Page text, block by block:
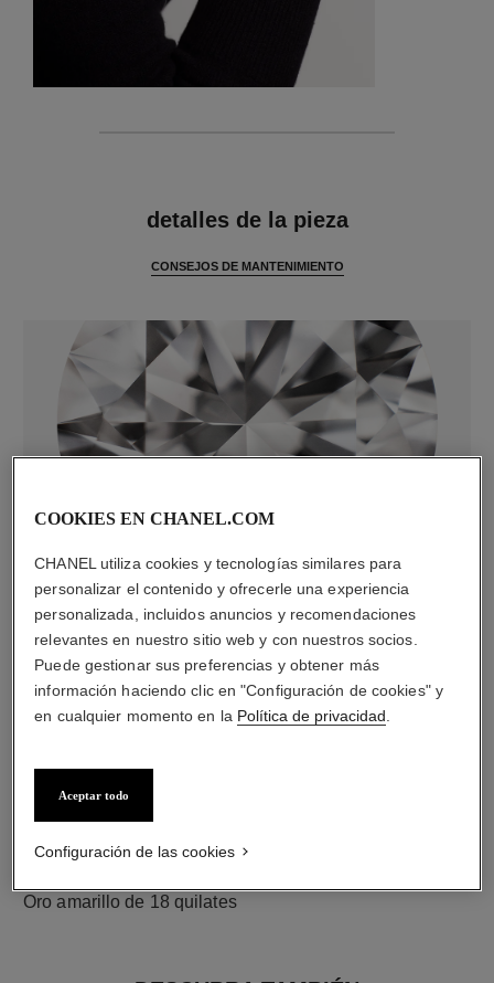
detalles de la pieza
CONSEJOS DE MANTENIMIENTO
24 diamantes talla brillante con un total de 0,39 quilate
Las características de cada pieza pueden variar**
Oro amarillo de 18 quilates
COOKIES EN CHANEL.COM
CHANEL utiliza cookies y tecnologías similares para
personalizar el contenido y ofrecerle una experiencia
personalizada, incluidos anuncios y recomendaciones
relevantes en nuestro sitio web y con nuestros socios.
Puede gestionar sus preferencias y obtener más
información haciendo clic en "Configuración de cookies" y
en cualquier momento en la Política de privacidad
Aceptar todo
Configuración de las cookies